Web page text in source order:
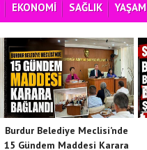
EKONOMİ SAĞLIK YAŞAM
Burdur Belediye Meclisi’nde
15 Gündem Maddesi Karara